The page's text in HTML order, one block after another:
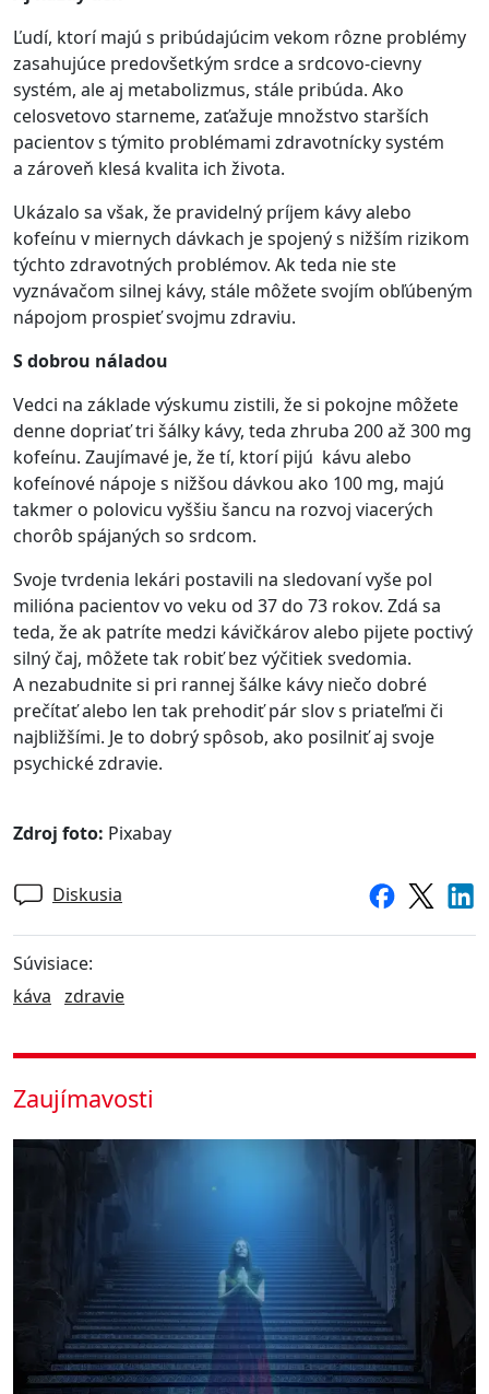
Ľudí, ktorí majú s pribúdajúcim vekom rôzne problémy
zasahujúce predovšetkým srdce a srdcovo-cievny
systém, ale aj metabolizmus, stále pribúda. Ako
celosvetovo starneme, zaťažuje množstvo starších
pacientov s týmito problémami zdravotnícky systém
a zároveň klesá kvalita ich života.
Ukázalo sa však, že pravidelný príjem kávy alebo
kofeínu v miernych dávkach je spojený s nižším rizikom
týchto zdravotných problémov. Ak teda nie ste
vyznávačom silnej kávy, stále môžete svojím obľúbeným
nápojom prospieť svojmu zdraviu.
S dobrou náladou
Vedci na základe výskumu zistili, že si pokojne môžete
denne dopriať tri šálky kávy, teda zhruba 200 až 300 mg
kofeínu. Zaujímavé je, že tí, ktorí pijú kávu alebo
kofeínové nápoje s nižšou dávkou ako 100 mg, majú
takmer o polovicu vyššiu šancu na rozvoj viacerých
chorôb spájaných so srdcom.
Svoje tvrdenia lekári postavili na sledovaní vyše pol
milióna pacientov vo veku od 37 do 73 rokov. Zdá sa
teda, že ak patríte medzi kávičkárov alebo pijete poctivý
silný čaj, môžete tak robiť bez výčitiek svedomia.
A nezabudnite si pri rannej šálke kávy niečo dobré
prečítať alebo len tak prehodiť pár slov s priateľmi či
najbližšími. Je to dobrý spôsob, ako posilniť aj svoje
psychické zdravie.
Zdroj foto: Pixabay
Diskusia
Súvisiace:
káva zdravie
Zaujímavosti